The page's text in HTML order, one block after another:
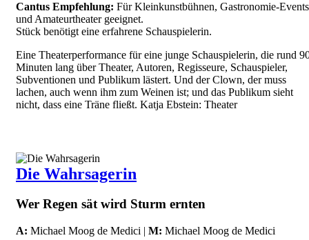
Cantus Empfehlung: Für Kleinkunstbühnen, Gastronomie-Events
und Amateurtheater geeignet.
Stück benötigt eine erfahrene Schauspielerin.
Eine Theaterperformance für eine junge Schauspielerin, die rund
Minuten lang über Theater, Autoren, Regisseure, Schauspieler,
Subventionen und Publikum lästert. Und der Clown, der muss
lachen, auch wenn ihm zum Weinen ist; und das Publikum sieht
nicht, dass eine Träne fließt. Katja Ebstein: Theater
Die Wahrsagerin
Wer Regen sät wird Sturm ernten
A: Michael Moog de Medici | M: Michael Moog de Medici